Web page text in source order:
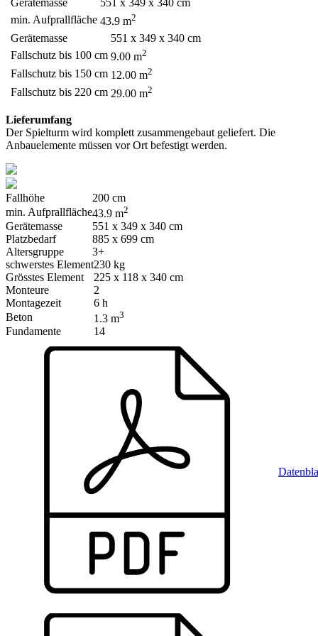
min. Aufprallfläche 43.9 m2
Gerätemasse
551 x 349 x 340 cm
Fallschutz bis 100 cm 9.00 m2
Fallschutz bis 150 cm 12.00 m2
Fallschutz bis 220 cm 29.00 m2
Lieferumfang
Der Spielturm wird komplett zusammengebaut geliefert. Die
Anbauelemente müssen vor Ort befestigt werden.
Fallhöhe
200 cm
min. Aufprallfläche43.9 m2
Gerätemasse
551 x 349 x 340 cm
Platzbedarf
885 x 699 cm
Altersgruppe
3+
schwerstes Element230 kg
Grösstes Element
225 x 118 x 340 cm
Monteure
2
Montagezeit
6 h
Beton
1.3 m3
Fundamente 14